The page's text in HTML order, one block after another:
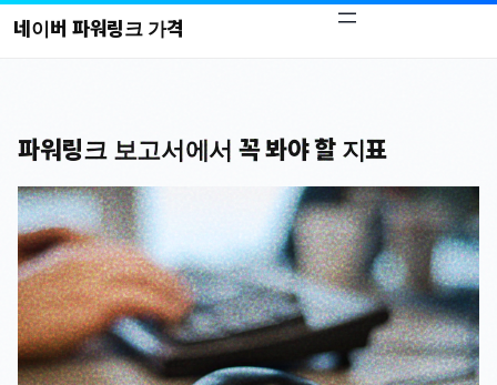
콘
바
로
가
기
네이버 파워링크 가격
파워링크 보고서에서 꼭 봐야 할 지표